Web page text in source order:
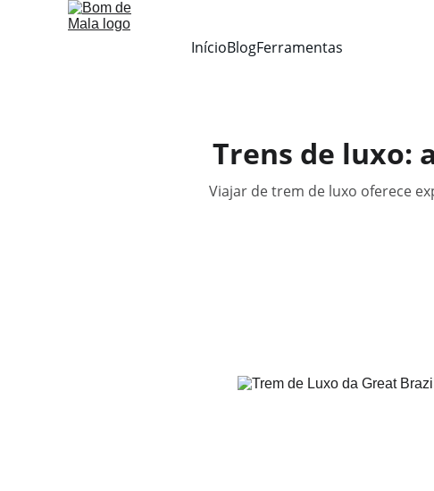
InícioBlogFerramentas
Trens de luxo:
Viajar de trem de luxo oferece